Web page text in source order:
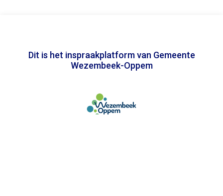
Dit is het inspraakplatform van Gemeente
Wezembeek-Oppem